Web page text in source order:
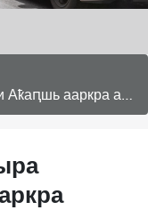
ааркра амаӡами